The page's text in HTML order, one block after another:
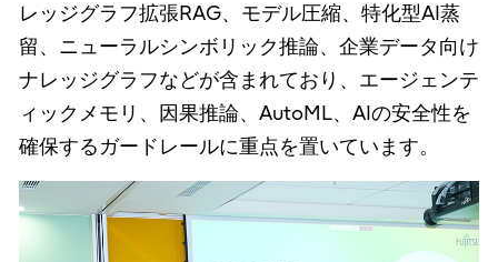
レッジグラフ拡張RAG、モデル圧縮、特化型AI蒸
留、ニューラルシンボリック推論、企業データ向け
ナレッジグラフなどが含まれており、エージェンテ
ィックメモリ、因果推論、AutoML、AIの安全性を
確保するガードレールに重点を置いています。